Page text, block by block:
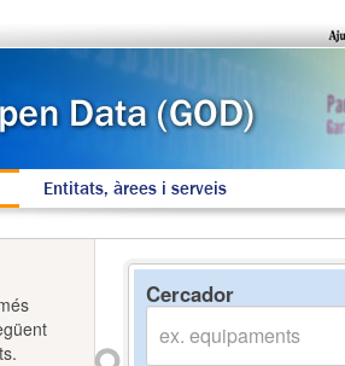
Entitats, àrees i serveis
Cercador